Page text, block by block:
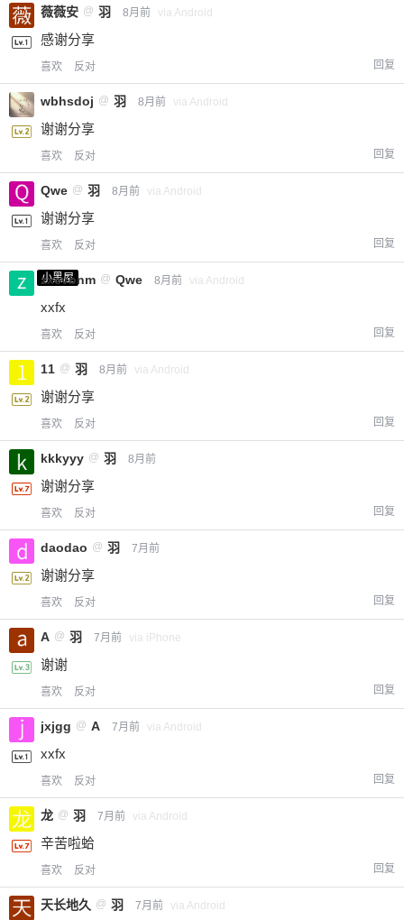
薇薇安 @ 羽 8月前 via Android
感谢分享
喜欢 反对 回复
wbhsdoj @ 羽 8月前 via Android
谢谢分享
喜欢 反对 回复
Qwe @ 羽 8月前 via Android
谢谢分享
喜欢 反对 回复
小黑屋
zxcvbnm @ Qwe 8月前 via Android
xxfx
喜欢 反对 回复
11 @ 羽 8月前 via Android
谢谢分享
喜欢 反对 回复
kkkyyy @ 羽 8月前
谢谢分享
喜欢 反对 回复
daodao @ 羽 7月前
谢谢分享
喜欢 反对 回复
A @ 羽 7月前 via iPhone
谢谢
喜欢 反对 回复
jxjgg @ A 7月前 via Android
xxfx
喜欢 反对 回复
龙 @ 羽 7月前 via Android
辛苦啦蛤
喜欢 反对 回复
天长地久 @ 羽 7月前 via Android